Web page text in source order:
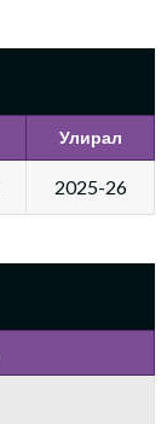
Улирал
2025-26